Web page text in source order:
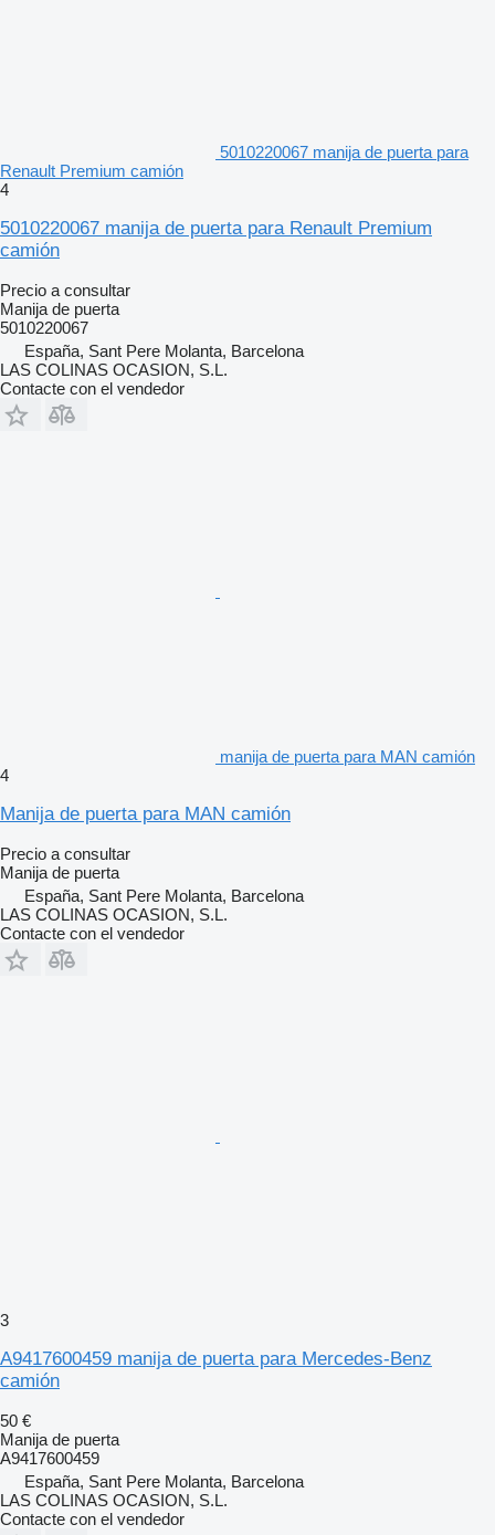
5010220067 manija de puerta para
Renault Premium camión
4
5010220067 manija de puerta para Renault Premium
camión
Precio a consultar
Manija de puerta
5010220067
España, Sant Pere Molanta, Barcelona
LAS COLINAS OCASION, S.L.
Contacte con el vendedor
manija de puerta para MAN camión
4
Manija de puerta para MAN camión
Precio a consultar
Manija de puerta
España, Sant Pere Molanta, Barcelona
LAS COLINAS OCASION, S.L.
Contacte con el vendedor
3
A9417600459 manija de puerta para Mercedes-Benz
camión
50 €
Manija de puerta
A9417600459
España, Sant Pere Molanta, Barcelona
LAS COLINAS OCASION, S.L.
Contacte con el vendedor